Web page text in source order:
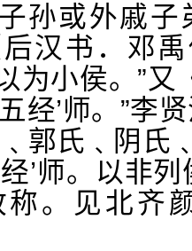
孙或外戚
汉书．邓
为小侯。”又
经’师。”李
郭氏﹑阴氏
’师。以非
。见北齐